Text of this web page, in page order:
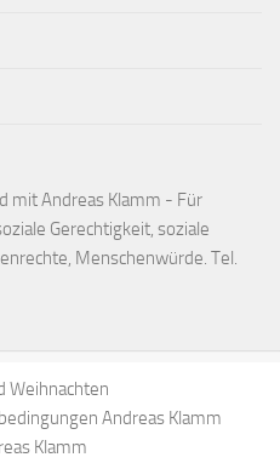
mit Andreas Klamm - Für
Gerechtigkeit, soziale
Menschenwürde. Tel.
Weihnachten
Andreas Klamm
Klamm